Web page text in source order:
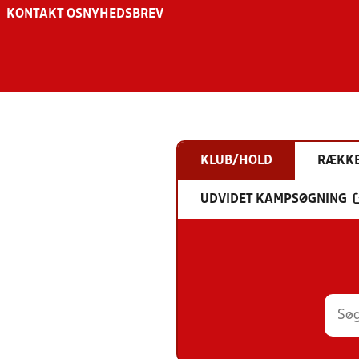
KONTAKT OS NYHEDSBREV
KLUB/HOLD
UDVIDET KAMPSØGNING